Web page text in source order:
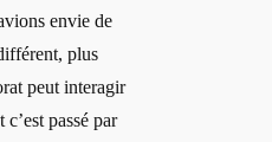
envie de
plus
peut interagir
passé par